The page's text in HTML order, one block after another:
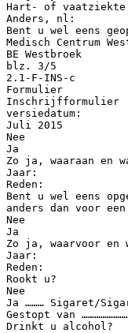
Hart- of vaatziekte
Anders, nl:
Bent u wel eens
Medisch Centrum
BE Westbroek
blz. 3/5
2.1-F-INS-c
Formulier
Inschrijfformulier
versiedatum:
Juli 2015
Nee
Ja
Zo ja, waaraan en
Jaar:
Reden:
Bent u wel eens
anders dan voor
Nee
Ja
Zo ja, waarvoor en
Jaar:
Reden:
Rookt u?
Nee
Ja ……… Sigaret/
Gestopt van
Drinkt u alcohol?